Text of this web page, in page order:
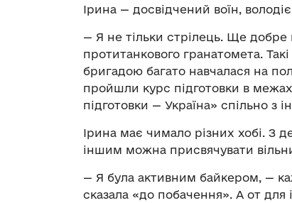
Ірина — досвідчений воїн,
— Я не тільки стрілець. Ще
протитанкового гранатомета.
бригадою багато навчалася на
пройшли курс підготовки в
підготовки — Україна» спільно з
Ірина має чимало різних хобі. З
іншим можна присвячувати
— Я була активним байкером, —
сказала «до побачення». А от для